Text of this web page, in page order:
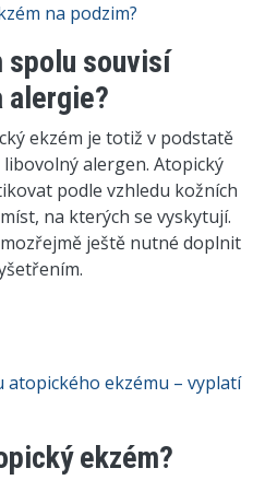
na podzim?
spolu souvisí
alergie?
ekzém je totiž v podstatě
alergen. Atopický
podle vzhledu kožních
na kterých se vyskytují.
ještě nutné doplnit
ekzému – vyplatí
ekzém?